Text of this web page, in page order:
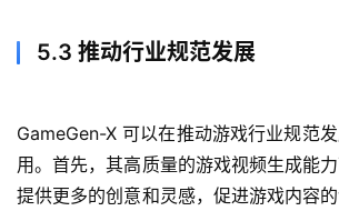
关
们
5.3 推动行业规范发展
GameGen-X 可以在推动游戏行业规范
用。首先，其高质量的游戏视频生成能
提供更多的创意和灵感，促进游戏内容